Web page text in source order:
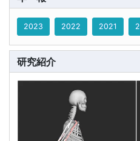
2023 2022 2021
研究紹介